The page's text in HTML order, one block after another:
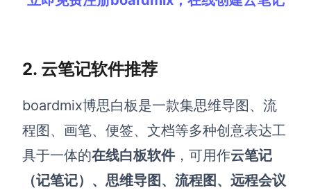
数据流图
查看所有场景
2. 云笔记软件推荐
boardmix博思白板是一款集思维导图、流
程图、画笔、便签、文档等多种创意表达工
具于一体的在线白板软件 ，可用作云笔记
（记笔记）、思维导图、流程图、远程会议